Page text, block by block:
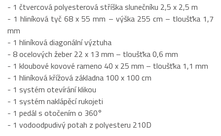
- 1 čtvercová polyesterová stříška slunečníku 2,5 x 2,5 m
- 1 hliníková tyč 68 x 55 mm – výška 255 cm – tloušťka 1,7
mm
- 1 hliníková diagonální výztuha
- 8 ocelových žeber 22 x 13 mm – tloušťka 0,6 mm
- 1 kloubové kovové rameno 40 x 25 mm – tloušťka 1,1 mm
- 1 hliníková křížová základna 100 x 100 cm
- 1 systém otevírání klikou
- 1 systém naklápěcí rukojeti
- 1 pedál s otočením o 360°
- 1 vodoodpudivý potah z polyesteru 210D